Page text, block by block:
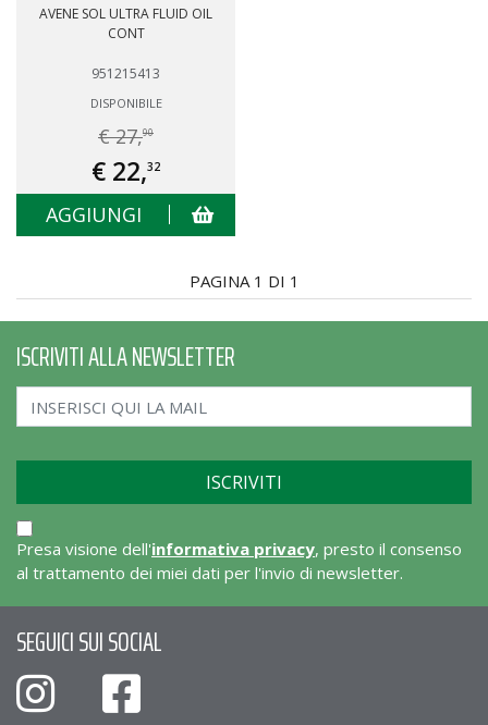
AVENE SOL ULTRA FLUID OIL
CONT
951215413
DISPONIBILE
€ 27,90
€ 22,32
AGGIUNGI
PAGINA 1 DI 1
ISCRIVITI ALLA NEWSLETTER
Presa visione dell'informativa privacy, presto il consenso
al trattamento dei miei dati per l'invio di newsletter.
SEGUICI SUI SOCIAL